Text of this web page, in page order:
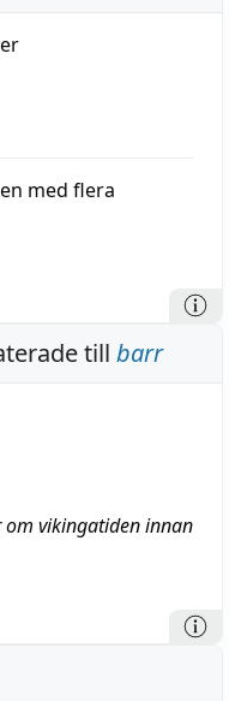
med flera
till barr
om vikingatiden innan